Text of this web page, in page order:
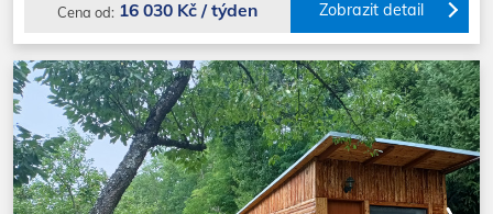
Cena od: 16 030 Kč / týden Zobrazit detail